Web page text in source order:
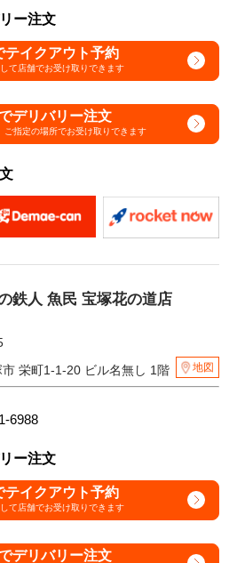
ー注文
テイクアウト予約
て店舗でお受け取りできます
デリバリー注文
ご指定の場所でお受け取りできます
鉄人 魚民 宝塚花の道店
栄町1-1-20 ビル名無し 1階
地図
6988
ー注文
テイクアウト予約
て店舗でお受け取りできます
デリバリー注文